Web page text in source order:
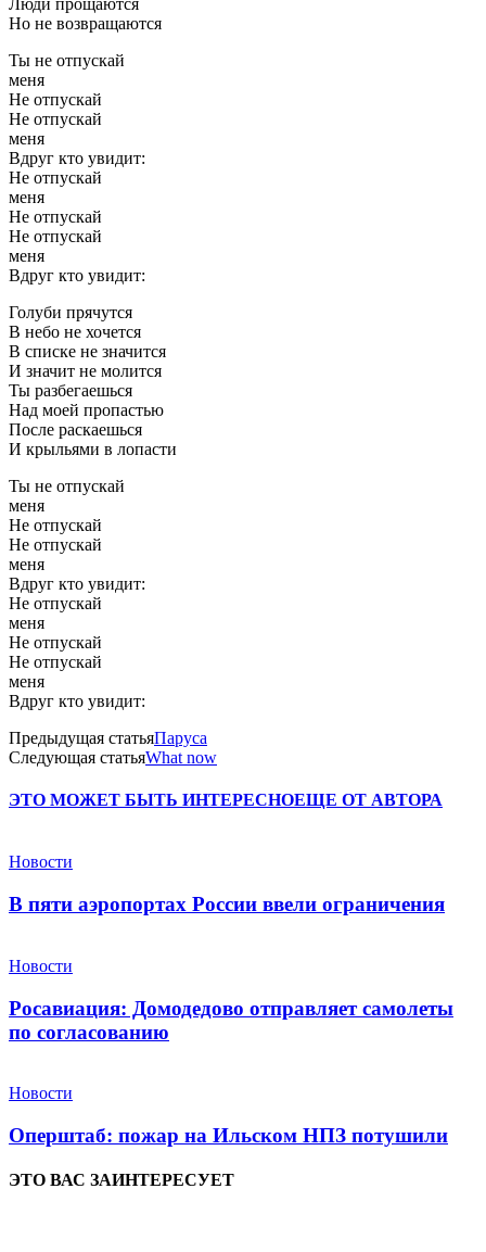
Но не возвращаются
Ты не отпускай
меня
Не отпускай
Не отпускай
меня
Вдруг кто увидит:
Не отпускай
меня
Не отпускай
Не отпускай
меня
Вдруг кто увидит:
Голуби прячутся
В небо не хочется
В списке не значится
И значит не молится
Ты разбегаешься
Над моей пропастью
После раскаешься
И крыльями в лопасти
Ты не отпускай
меня
Не отпускай
Не отпускай
меня
Вдруг кто увидит:
Не отпускай
меня
Не отпускай
Не отпускай
меня
Вдруг кто увидит:
Предыдущая статьяПаруса
Следующая статьяWhat now
ЭТО МОЖЕТ БЫТЬ ИНТЕРЕСНОЕЩЕ ОТ АВТОРА
Новости
В пяти аэропортах России ввели ограничения
Новости
Росавиация: Домодедово отправляет самолеты
по согласованию
Новости
Оперштаб: пожар на Ильском НПЗ потушили
ЭТО ВАС ЗАИНТЕРЕСУЕТ